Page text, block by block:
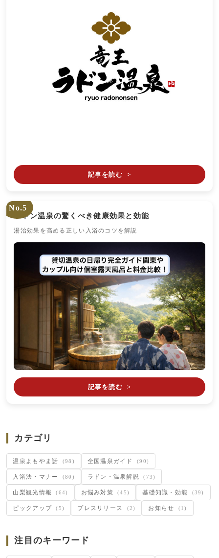
記事を読む >
No.5
ラドン温泉の驚くべき健康効果と効能
湯治効果を高める正しい入浴のコツを解説
記事を読む >
カテゴリ
温泉よもやま話 (98) 全国温泉ガイド (90)
入浴法・マナー (80) ラドン・温泉解説 (73)
山梨観光情報 (64) お悩み対策 (45) 基礎知識・効能 (39)
ピックアップ (5) プレスリリース (2) お知らせ (1)
注目のキーワード